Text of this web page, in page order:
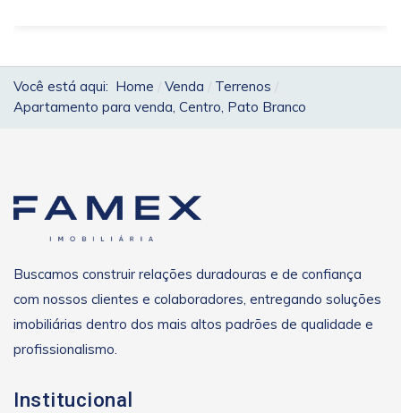
Você está aqui: Home Venda
Terrenos
Apartamento para venda, Centro, Pato Branco
Buscamos construir relações duradouras e de confiança
com nossos clientes e colaboradores, entregando soluções
imobiliárias dentro dos mais altos padrões de qualidade e
profissionalismo.
Institucional